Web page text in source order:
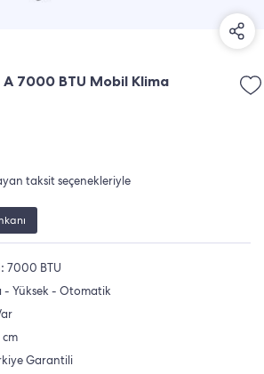
A 7000 BTU Mobil Klima
taksit seçenekleriyle
7000 BTU
- Yüksek - Otomatik
Garantili